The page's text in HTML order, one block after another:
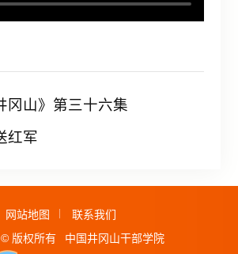
冈山》第三十六集
红军
网站地图
联系我们
版权所有
中国井冈山干部学院